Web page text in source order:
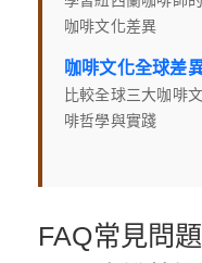
咖啡文化差異
咖啡文化全球差
比較全球三大咖啡
啡哲學與實踐
FAQ常見問題